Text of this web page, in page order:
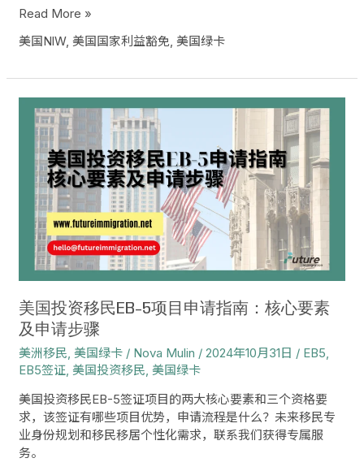
Read More »
美国NlW,美国国家利益豁免 ,美国绿卡
美国投资移民EB-5项目申请指南：核心要素
及申请步骤
美洲移民,美国绿卡 / Nova Mulin /2024年10月31日 / EB5,
EB5签证,美国投资移民,美国绿卡
美国投资移民EB-5签证项目的两大核心要素和三个资格要
求，该签证有哪些项目优势，申请流程是什么？未来移民专
业身份规划和移民移居个性化需求，联系我们获得专属服
务。
EB-
申
请
指
南：
核
心
要
素
及
申
请